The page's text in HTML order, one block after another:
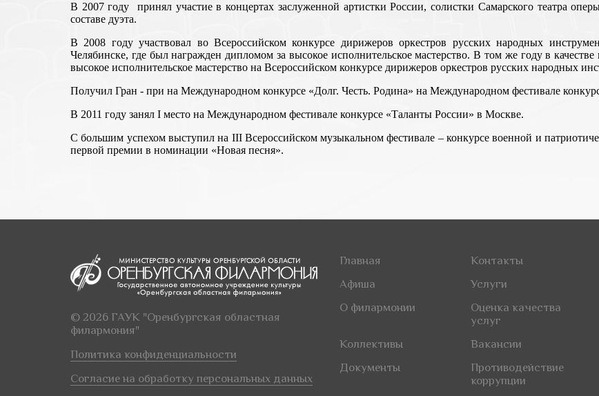
В 2007 году принял участие в концертах заслуженной артистки России, солистки Самарского театра
составе дуэта.
В 2008 году участвовал во Всероссийском конкурсе дирижеров оркестров русских народных
Челябинске, где был награжден дипломом за высокое исполнительское мастерство. В том же годув
высокое исполнительское мастерство на Всероссийском конкурсе дирижеров оркестров русских народных
Получил Гран - при на Международном конкурсе «Долг. Честь. Родина» на Международном фестивале
В 2011 году занял I место на Международном фестивале конкурсе «Таланты России» в Москве.
С большим успехом выступил на III Всероссийском музыкальном фестивале – конкурсе военной и
первой премии в номинации «Новая песня».
© 2026 ГАУК "Оренбургская областная
филармония"
Политика конфиденциальности
Согласие на обработку персональных данных
Главная
Контакты
Афиша
Услуги
О филармонии
Оценка качества
услуг
Коллективы
Вакансии
Документы
Противодействие
коррупции